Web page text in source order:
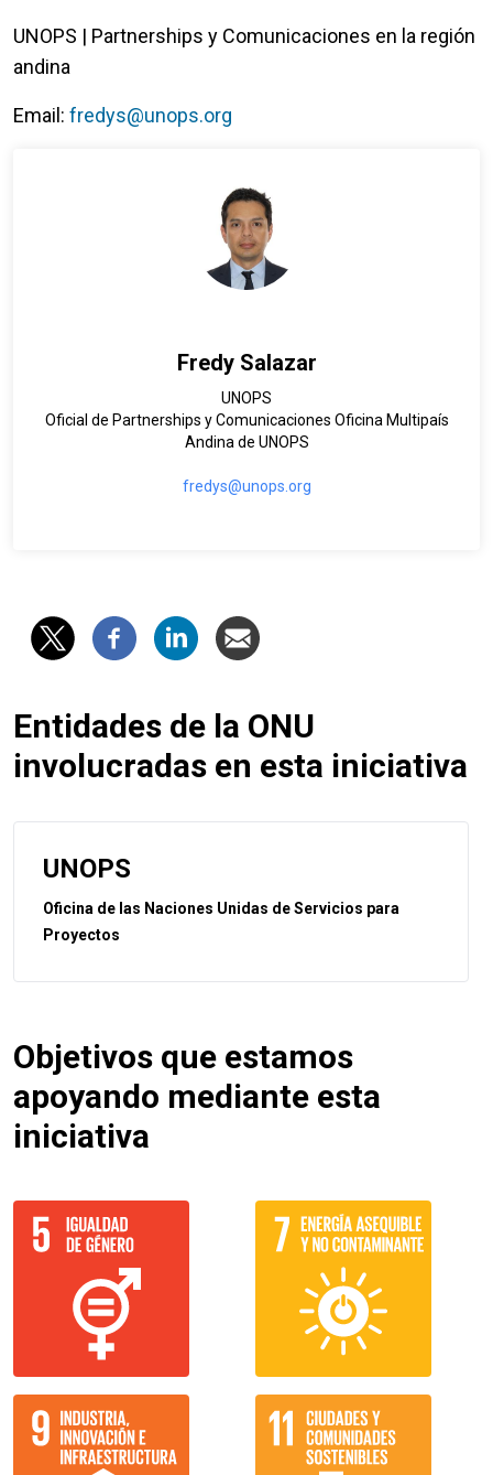
UNOPS | Partnerships y Comunicaciones en la región
andina
Email: fredys@unops.org
Fredy Salazar
UNOPS
Oficial de Partnerships y Comunicaciones Oficina Multipaís
Andina de UNOPS
fredys@unops.org
Entidades de la ONU
involucradas en esta iniciativa
UNOPS
Oficina de las Naciones Unidas de Servicios para
Proyectos
Objetivos que estamos
apoyando mediante esta
iniciativa